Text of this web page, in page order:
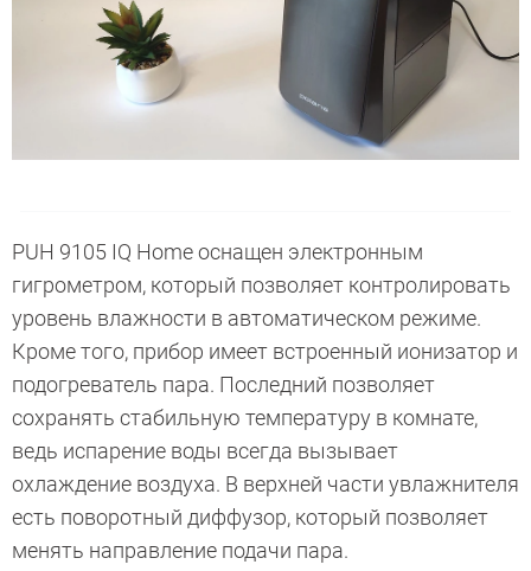
PUH 9105 IQ Home оснащен электронным
гигрометром, который позволяет контролировать
уровень влажности в автоматическом режиме.
Кроме того, прибор имеет встроенный ионизатор и
подогреватель пара. Последний позволяет
сохранять стабильную температуру в комнате,
ведь испарение воды всегда вызывает
охлаждение воздуха. В верхней части увлажнителя
есть поворотный диффузор, который позволяет
менять направление подачи пара.